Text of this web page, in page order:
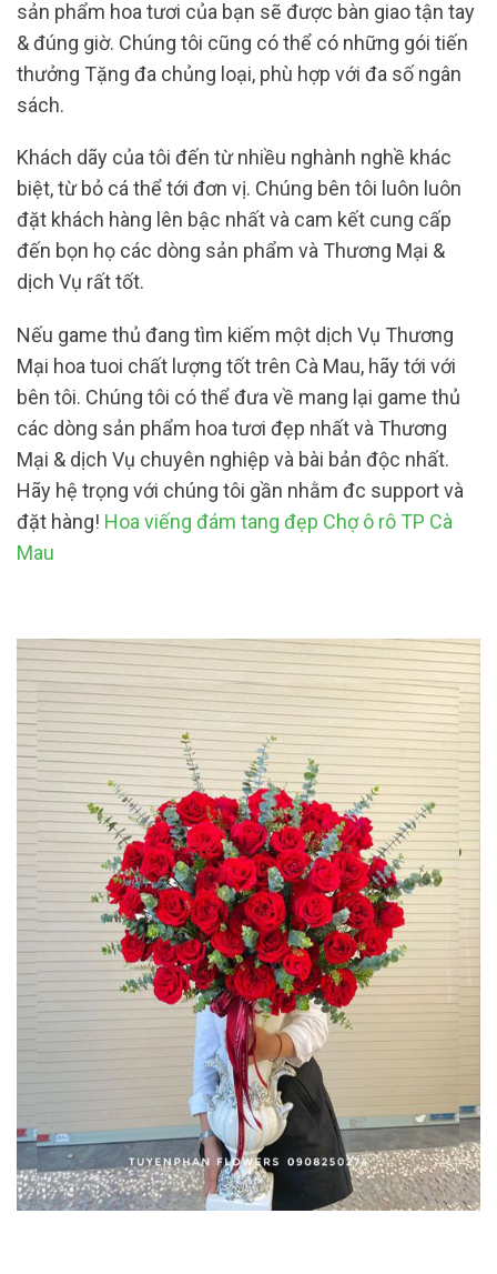
sản phẩm hoa tươi của bạn sẽ được bàn giao tận tay
& đúng giờ. Chúng tôi cũng có thể có những gói tiến
thưởng Tặng đa chủng loại, phù hợp với đa số ngân
sách.
Khách dãy của tôi đến từ nhiều nghành nghề khác
biệt, từ bỏ cá thể tới đơn vị. Chúng bên tôi luôn luôn
đặt khách hàng lên bậc nhất và cam kết cung cấp
đến bọn họ các dòng sản phẩm và Thương Mại &
dịch Vụ rất tốt.
Nếu game thủ đang tìm kiếm một dịch Vụ Thương
Mại hoa tuoi chất lượng tốt trên Cà Mau, hãy tới với
bên tôi. Chúng tôi có thể đưa về mang lại game thủ
các dòng sản phẩm hoa tươi đẹp nhất và Thương
Mại & dịch Vụ chuyên nghiệp và bài bản độc nhất.
Hãy hệ trọng với chúng tôi gần nhằm đc support và
đặt hàng! Hoa viếng đám tang đẹp Chợ ô rô TP Cà
Mau